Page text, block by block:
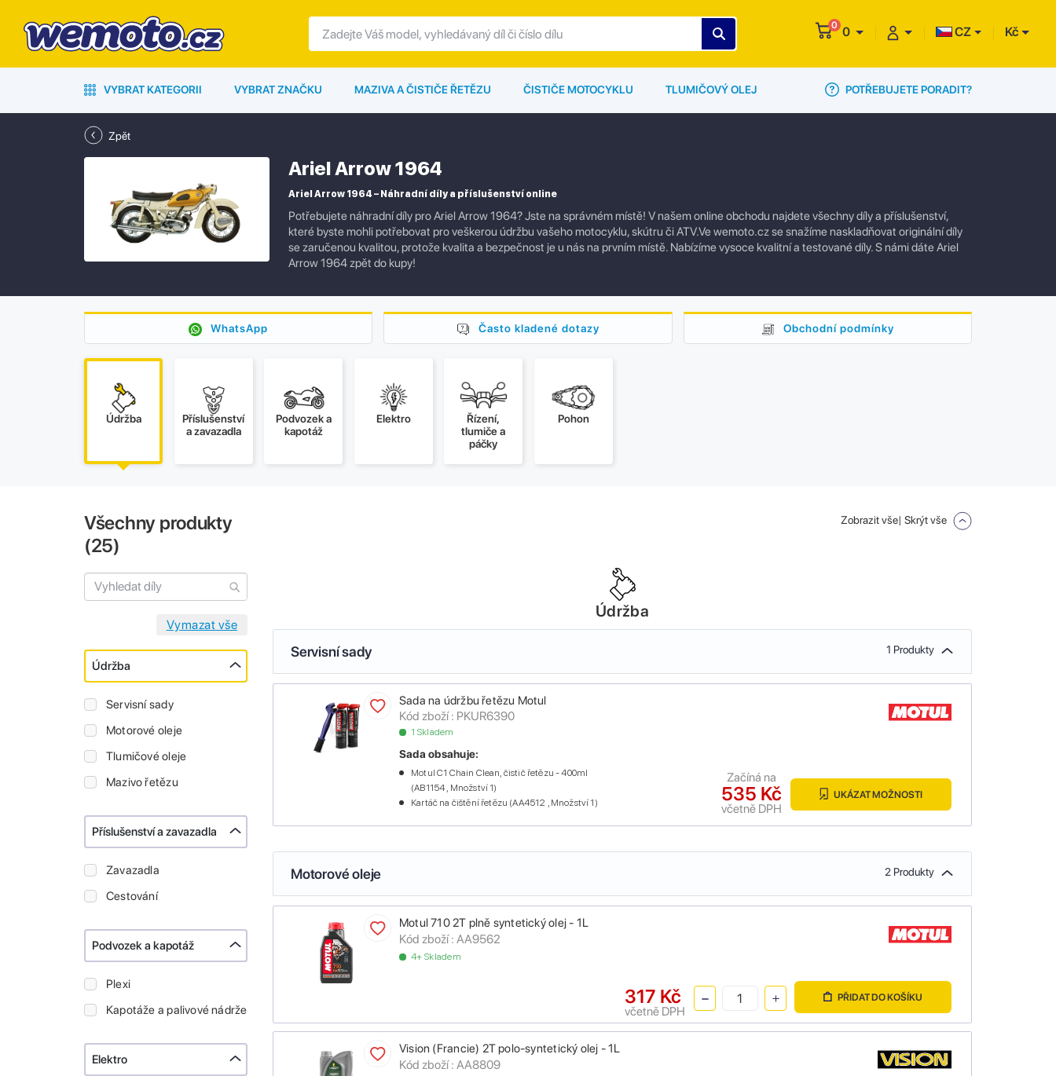
0 0 CZ Kč
VYBRAT KATEGORII VYBRAT ZNAČKU MAZIVA A ČISTIČE ŘETĚZU ČISTIČE MOTOCYKLU TLUMIČOVÝ OLEJ POTŘEBUJETE PORADIT?
Zpět
Ariel Arrow 1964
Ariel Arrow 1964 – Náhradní díly a příslušenství online
Potřebujete náhradní díly pro Ariel Arrow 1964? Jste na správném místě! V našem online obchodu najdete všechny díly a příslušenství,
které byste mohli potřebovat pro veškerou údržbu vašeho motocyklu, skútru či ATV.Ve wemoto.cz se snažíme naskladňovat originální díly
se zaručenou kvalitou, protože kvalita a bezpečnost je u nás na prvním místě. Nabízíme vysoce kvalitní a testované díly. S námi dáte Ariel
Arrow 1964 zpět do kupy!
WhatsApp Často kladené dotazy Obchodní podmínky
Údržba
Příslušenství
a zavazadla
Podvozek a
kapotáž
Elektro
Řízení,
tlumiče a
páčky
Pohon
Všechny produkty
(25)
Údržba
Servisní sady
Motorové oleje
Tlumičové oleje
Mazivo řetězu
Příslušenství a zavazadla
Zavazadla
Cestování
Podvozek a kapotáž
Plexi
Kapotáže a palivové nádrže
Elektro
Zobrazit vše| Skrýt vše
Údržba
Servisní sady 1 Produkty
Sada na údržbu řetězu Motul
Kód zboží : PKUR6390
1 Skladem
Sada obsahuje:
Motul C1 Chain Clean, čistič řetězu - 400ml
(AB1154 , Množství 1)
Kartáč na čištění řetězu (AA4512 , Množství 1)
535 Kč
včetně DPH
Začíná na
UKÁZAT MOŽNOSTI
Motorové oleje 2 Produkty
Motul 710 2T plně syntetický olej - 1L
Kód zboží : AA9562
4+ Skladem
317 Kč
včetně DPH
PŘIDAT DO KOŠÍKU
Vision (Francie) 2T polo-syntetický olej - 1L
Kód zboží : AA8809